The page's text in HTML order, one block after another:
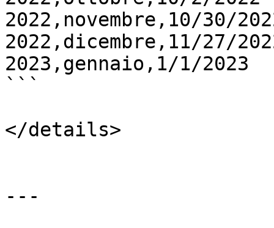
2022,novembre,10/30/
2022,dicembre,11/27/
2023,gennaio,1/1/2023
```
</details>
---